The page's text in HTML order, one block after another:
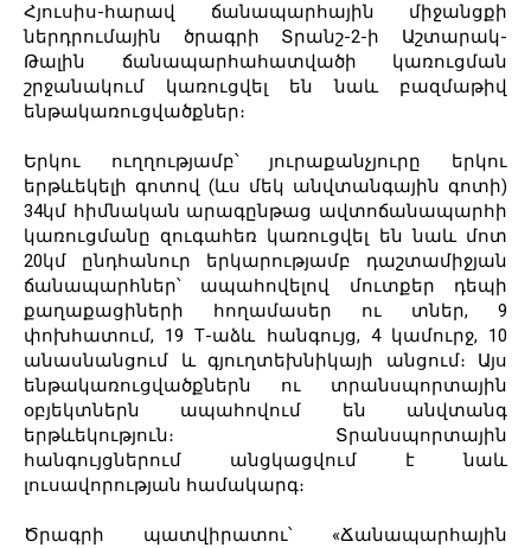
Հյուսիս-հարավ ճանապարհային միջանցքի
ներդրումային ծրագրի Տրանշ-2-ի Աշտարակ-
Թալին ճանապարհահատվածի կառուցման
շրջանակում կառուցվել են նաև բազմաթիվ
ենթակառուցվածքներ։
Երկու ուղղությամբ՝ յուրաքանչյուրը երկու
երթևեկելի գոտով (ևս մեկ անվտանգային գոտի)
34կմ հիմնական արագընթաց ավտոճանապարհի
կառուցմանը զուգահեռ կառուցվել են նաև մոտ
20կմ ընդհանուր երկարությամբ դաշտամիջյան
ճանապարհներ՝ ապահովելով մուտքեր դեպի
քաղաքացիների հողամասեր ու տներ, 9
փոխհատում, 19 Т-աձև հանգույց, 4 կամուրջ, 10
անասնանցում և գյուղտեխնիկայի անցում։ Այս
ենթակառուցվածքներն ու տրանսպորտային
օբյեկտներն ապահովում են անվտանգ
երթևեկություն։ Տրանսպորտային
հանգույցներում անցկացվում է նաև
լուսավորության համակարգ։
Ծրագրի պատվիրատու՝ «Ճանապարհային